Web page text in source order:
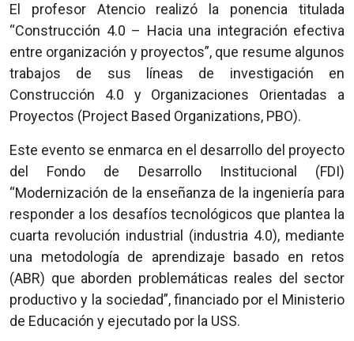
El profesor Atencio realizó la ponencia titulada
“Construcción 4.0 – Hacia una integración efectiva
entre organización y proyectos”, que resume algunos
trabajos de sus líneas de investigación en
Construcción 4.0 y Organizaciones Orientadas a
Proyectos (Project Based Organizations, PBO).
Este evento se enmarca en el desarrollo del proyecto
del Fondo de Desarrollo Institucional (FDI)
“Modernización de la enseñanza de la ingeniería para
responder a los desafíos tecnológicos que plantea la
cuarta revolución industrial (industria 4.0), mediante
una metodología de aprendizaje basado en retos
(ABR) que aborden problemáticas reales del sector
productivo y la sociedad”, financiado por el Ministerio
de Educación y ejecutado por la USS.